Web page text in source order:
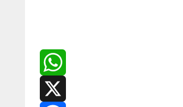
WhatsApp